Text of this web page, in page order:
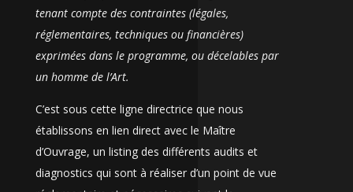
tenant compte des contraintes (légales,
réglementaires, techniques ou financières)
exprimées dans le programme, ou décelables par
un homme de l’Art.
C’est sous cette ligne directrice que nous
établissons en lien direct avec le Maître
d’Ouvrage, un listing des différents audits et
diagnostics qui sont à réaliser d’un point de vue